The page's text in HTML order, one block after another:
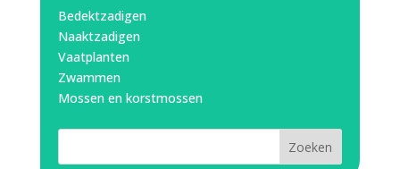
Bedektzadigen
Naaktzadigen
Vaatplanten
Zwammen
Mossen en korstmossen